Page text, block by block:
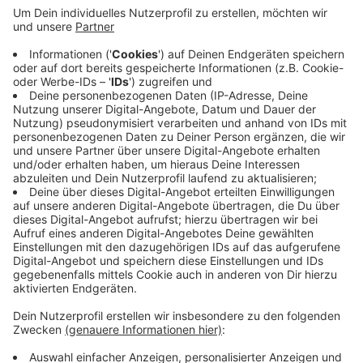
Wuppertaler Helios-Klinikum wird, im Gegensatz zu
bestreikt. Dort gibt es einen eigenen Tarifvertrag.
Allerdings laufen auch dort Verhandlungen, die
Forderungen der Gewerkschaft sind dieselben wie
im öffentlichen Dienst. Deswegen haben die
Beschäftigten im Wuppertaler Helios für morgen
eine Protestaktion zur Mittagszeit angekündigt.
Veröffentlicht:Dienstag, 14.03.2023 07:09
Anzeige
Anzeige